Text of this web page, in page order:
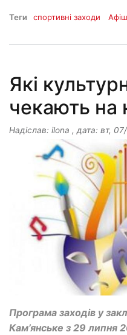
Теги спортивні заходи
Які
чекають на
Надіслав: ilona , дата: вт,
Програма заходів у
Кам’янське з 29 липня